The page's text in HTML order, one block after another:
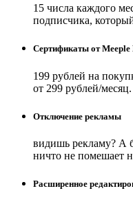
15 числа каждого
подписчика,
Сертификаты от Meeple
199 рублей на
от 299 рублей/месяц.
Отключение рекламы
видишь рекламу? А
ничто не помешает
Расширенное